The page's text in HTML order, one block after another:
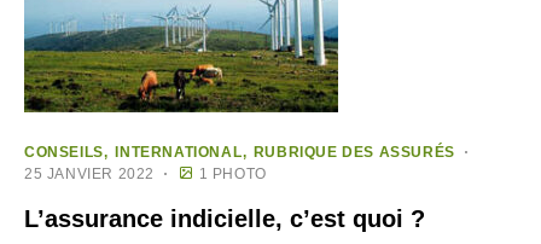
CONSEILS INTERNATIONAL
RUBRIQUE DES ASSURÉS
25 JANVIER 2022
1 PHOTO
L’assurance indicielle, c’est quoi ?